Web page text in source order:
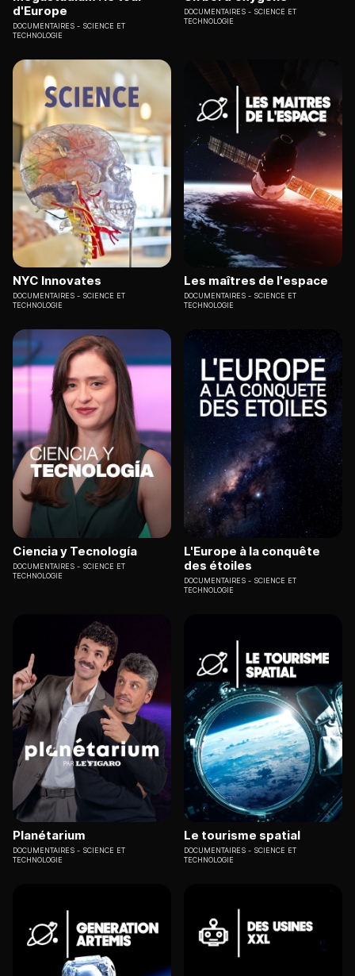
d'Europe
DOCUMENTAIRES
SCIENCE ET
TECHNOLOGIE
DOCUMENTAIRES
SCIENCE ET
TECHNOLOGIE
NYC Innovates
DOCUMENTAIRES
SCIENCE ET
TECHNOLOGIE
Les maîtres de l'espace
DOCUMENTAIRES
SCIENCE ET
TECHNOLOGIE
Ciencia y Tecnología
DOCUMENTAIRES
SCIENCE ET
TECHNOLOGIE
L'Europe à la conquête
des étoiles
DOCUMENTAIRES
SCIENCE ET
TECHNOLOGIE
Planétarium
DOCUMENTAIRES
SCIENCE ET
TECHNOLOGIE
Le tourisme spatial
DOCUMENTAIRES
SCIENCE ET
TECHNOLOGIE